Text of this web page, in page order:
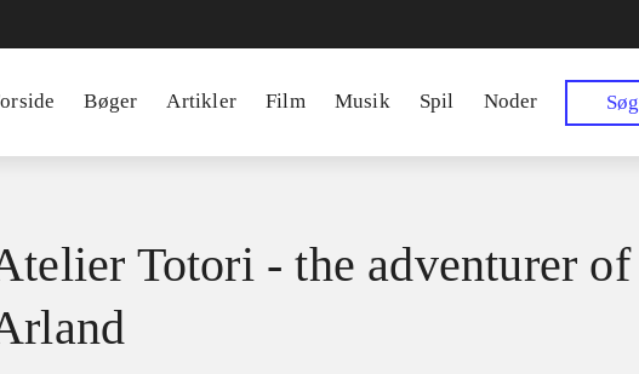
Bøger Artikler Film Musik Spil Noder Søg
Totori - the adventurer of